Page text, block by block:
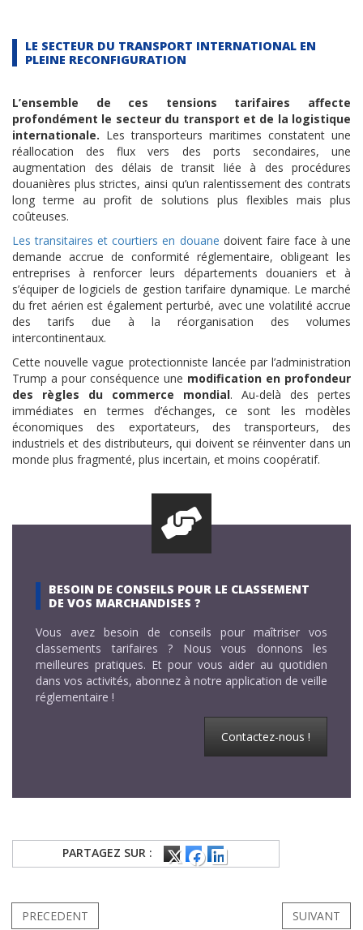
LE SECTEUR DU TRANSPORT INTERNATIONAL EN
PLEINE RECONFIGURATION
L’ensemble de ces tensions tarifaires affecte
profondément le secteur du transport et de la logistique
internationale. Les transporteurs maritimes constatent une
réallocation des flux vers des ports secondaires, une
augmentation des délais de transit liée à des procédures
douanières plus strictes, ainsi qu’un ralentissement des contrats
long terme au profit de solutions plus flexibles mais plus
coûteuses.
Les transitaires et courtiers en douane doivent faire face à une
demande accrue de conformité réglementaire, obligeant les
entreprises à renforcer leurs départements douaniers et à
s’équiper de logiciels de gestion tarifaire dynamique. Le marché
du fret aérien est également perturbé, avec une volatilité accrue
des tarifs due à la réorganisation des volumes
intercontinentaux.
Cette nouvelle vague protectionniste lancée par l’administration
Trump a pour conséquence une modification en profondeur
des règles du commerce mondial. Au-delà des pertes
immédiates en termes d’échanges, ce sont les modèles
économiques des exportateurs, des transporteurs, des
industriels et des distributeurs, qui doivent se réinventer dans un
monde plus fragmenté, plus incertain, et moins coopératif.
BESOIN DE CONSEILS POUR LE CLASSEMENT
DE VOS MARCHANDISES ?
Vous avez besoin de conseils pour maîtriser vos
classements tarifaires ? Nous vous donnons les
meilleures pratiques. Et pour vous aider au quotidien
dans vos activités, abonnez à notre application de veille
réglementaire !
Contactez-nous !
PARTAGEZ SUR :
PRECEDENT SUIVANT